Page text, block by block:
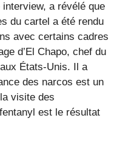
interview, a révélé que
du cartel a été rendu
avec certains cadres
d’El Chapo, chef du
États-Unis. Il a
des narcos est un
visite des
est le résultat